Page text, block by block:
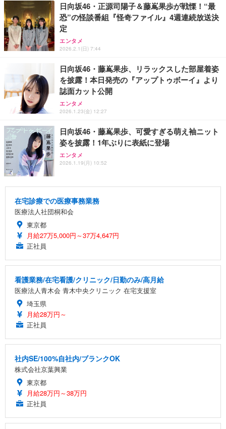
日向坂46・正源司陽子＆藤嶌果歩が戦慄！“最
恐”の怪談番組『怪奇ファイル』4週連続放送決
定
エンタメ
2026.2.1(日) 7:44
日向坂46・藤嶌果歩、リラックスした部屋着姿
を披露！本日発売の『アップトゥボーイ』より
誌面カット公開
エンタメ
2026.1.23(金) 12:27
日向坂46・藤嶌果歩、可愛すぎる萌え袖ニット
姿を披露！1年ぶりに表紙に登場
エンタメ
2026.1.19(月) 10:52
在宅診療での医療事務業務
医療法人社団桐和会
東京都
月給27万5,000円～37万4,647円
正社員
看護業務/在宅看護/クリニック/日勤のみ/高月給
医療法人青木会 青木中央クリニック 在宅支援室
埼玉県
月給28万円～
正社員
社内SE/100%自社内/ブランクOK
株式会社京葉興業
東京都
月給28万円～38万円
正社員